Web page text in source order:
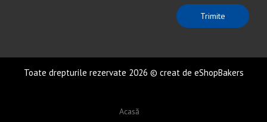
Toate drepturile rezervate 2026 © creat de eShopBakers
Acasă